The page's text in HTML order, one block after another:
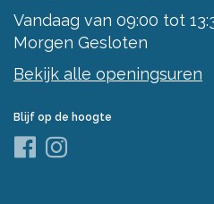
Vandaag van 09:00 tot
Morgen Gesloten
Bekijk alle openingsuren
Blijf op de hoogte
Facebook
Instagram